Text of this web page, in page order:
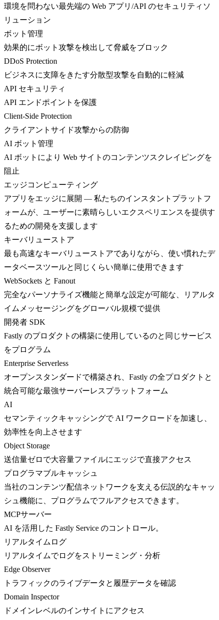
環境を問わない最先端の Web アプリ/API のセキュリティソ
リューション
ボット管理
効果的にボット攻撃を検出して脅威をブロック
DDoS Protection
ビジネスに支障をきたす分散型攻撃を自動的に軽減
API セキュリティ
API エンドポイントを保護
Client-Side Protection
クライアントサイド攻撃からの防御
AI ボット管理
AI ボットにより Web サイトのコンテンツスクレイピングを
阻止
エッジコンピューティング
アプリをエッジに展開 — 私たちのインスタントプラットフ
ォームが、ユーザーに素晴らしいエクスペリエンスを提供す
るための開発を支援します
キーバリューストア
最も高速なキーバリューストアでありながら、使い慣れたデ
ータベースツールと同じくらい簡単に使用できます
WebSockets と Fanout
完全なパーソナライズ機能と簡単な設定が可能な、リアルタ
イムメッセージングをグローバル規模で提供
開発者 SDK
Fastly のプロダクトの構築に使用しているのと同じサービス
をプログラム
Enterprise Serverless
オープンスタンダードで構築され、Fastly の全プロダクトと
統合可能な最強サーバーレスプラットフォーム
AI
セマンティックキャッシングで AI ワークロードを加速し、
効率性を向上させます
Object Storage
送信量ゼロで大容量ファイルにエッジで直接アクセス
プログラマブルキャッシュ
当社のコンテンツ配信ネットワークを支える伝説的なキャッ
シュ機能に、プログラムでフルアクセスできます。
MCPサーバー
AI を活用した Fastly Service のコントロール。
リアルタイムログ
リアルタイムでログをストリーミング・分析
Edge Observer
トラフィックのライブデータと履歴データを確認
Domain Inspector
ドメインレベルのインサイトにアクセス